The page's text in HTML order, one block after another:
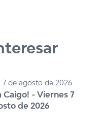
7 de agosto de 2026
Caigo! - Viernes 7
de 2026